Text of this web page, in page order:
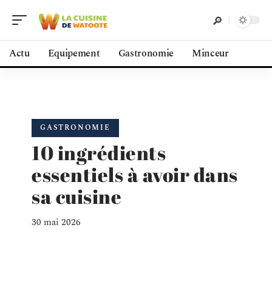
Actu Equipement Gastronomie Minceur
GASTRONOMIE
10 ingrédients
essentiels à avoir dans
sa cuisine
30 mai 2026